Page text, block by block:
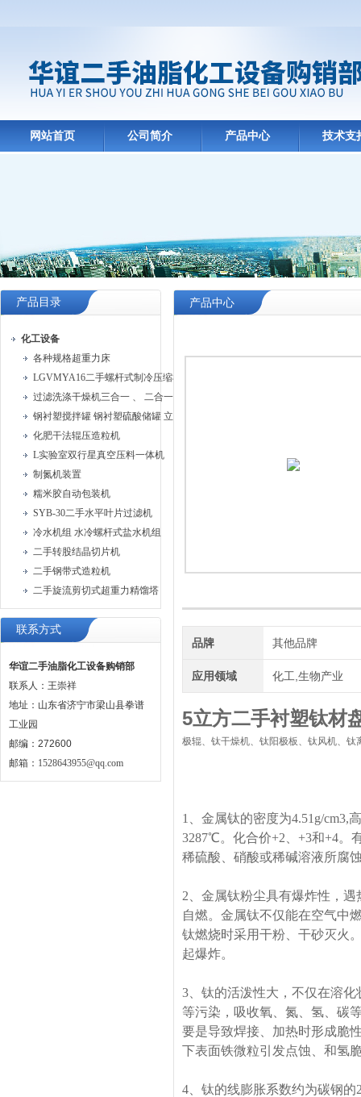
网站首页 公司简介 产品中心 技术支
产品目录
化工设备
各种规格超重力床
LGVMYA16二手螺杆式制冷压缩机组
过滤洗涤干燥机三合一 、 二合一过滤洗涤机
钢衬塑搅拌罐 钢衬塑硫酸储罐 立式钢衬塑储罐
化肥干法辊压造粒机
L实验室双行星真空压料一体机
制氮机装置
糯米胶自动包装机
SYB-30二手水平叶片过滤机
冷水机组 水冷螺杆式盐水机组
二手转股结晶切片机
二手钢带式造粒机
二手旋流剪切式超重力精馏塔
联系方式
华谊二手油脂化工设备购销部
联系人：王崇祥
地址：山东省济宁市梁山县拳谱
工业园
邮编：272600
邮箱： 1528643955@qq.com
产品中心
品牌 其他品牌
应用领域 化工,生物产业
5立方二手衬塑钛材
极辊、钛干燥机、钛阳极板、钛风机、
1、金属钛的密度为4.51g/
3287℃。化合价+2、+3和+4。
稀硫酸、硝酸或稀碱溶液所腐
2、金属钛粉尘具有爆炸性，
自燃。金属钛不仅能在空气中
钛燃烧时采用干粉、干砂灭火
起爆炸。
3、钛的活泼性大，不仅在溶
等污染，吸收氧、氮、氢、碳
要是导致焊接、加热时形成脆
下表面铁微粒引发点蚀、和氢
4、钛的线膨胀系数约为碳钢的